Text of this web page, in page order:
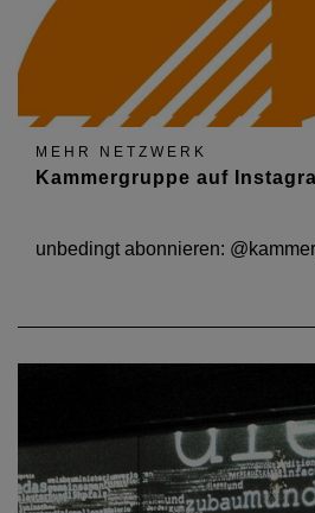
MEHR NETZWERK
Kammergruppe auf
unbedingt abonnieren: